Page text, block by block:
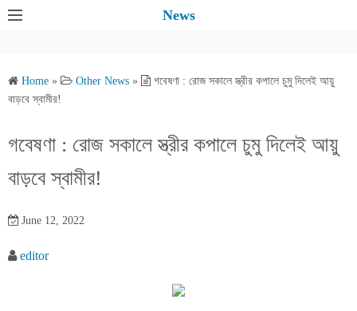
News
Home » Other News »
গবেষণা : রোজ সকালে স্ত্রীর কপালে চুমু দিলেই আয়ু
বাড়বে স্বামীর!
গবেষণা : রোজ সকালে স্ত্রীর কপালে চুমু দিলেই আয়ু
বাড়বে স্বামীর!
June 12, 2022
editor